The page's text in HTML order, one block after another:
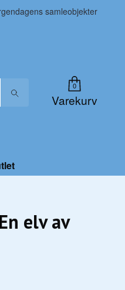
samleobjekter
0
Varekurv
elv av